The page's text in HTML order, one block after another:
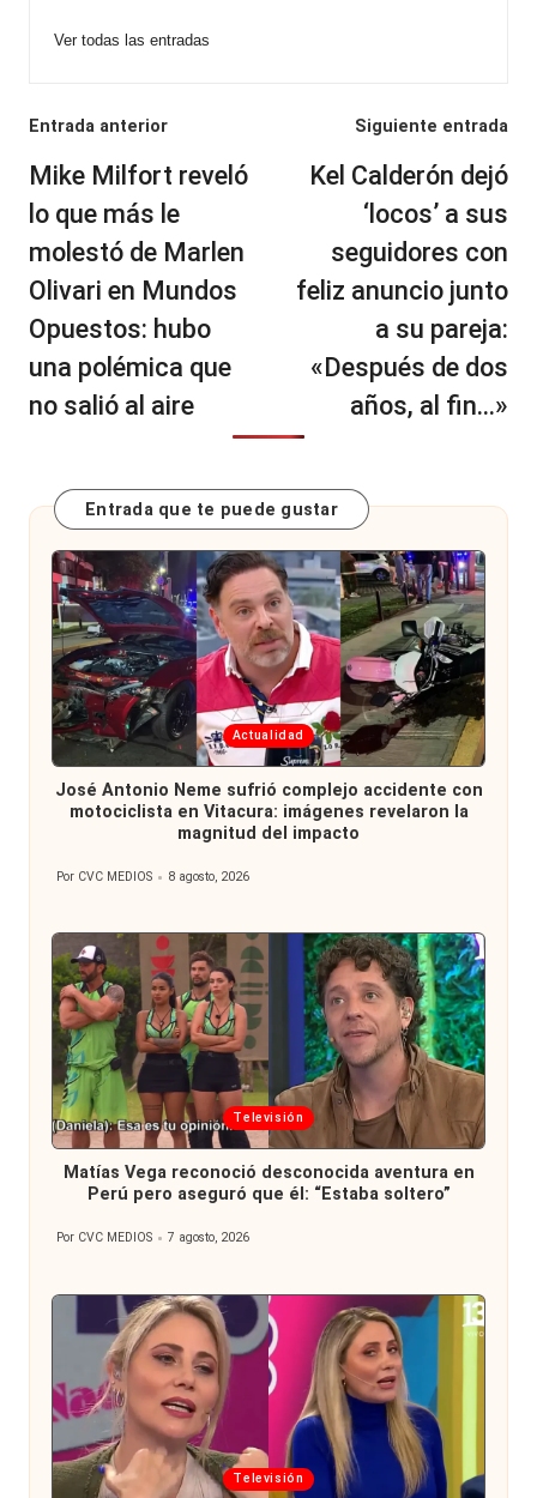
Ver todas las entradas
Navegación
de
entradas
Entrada anterior
Mike Milfort reveló
lo que más le
molestó de Marlen
Olivari en Mundos
Opuestos: hubo
una polémica que
no salió al aire
Siguiente entrada
Kel Calderón dejó
‘locos’ a sus
seguidores con
feliz anuncio junto
a su pareja:
«Después de dos
años, al fin…»
Entrada que te puede gustar
Publicada
en
Actualidad
José Antonio Neme sufrió complejo accidente con
motociclista en Vitacura: imágenes revelaron la
magnitud del impacto
Publicado
Por CVC MEDIOS 8 agosto, 2026
Publicada
en
Televisión
Matías Vega reconoció desconocida aventura en
Perú pero aseguró que él: “Estaba soltero”
Publicado
Por CVC MEDIOS 7 agosto, 2026
Publicada
Televisión